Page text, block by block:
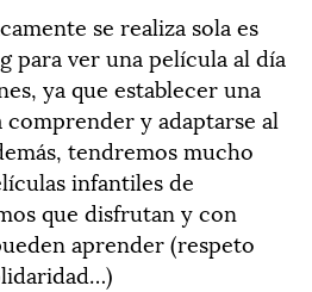
se realiza sola es
para ver una película al día
ya que establecer una
comprender y adaptarse al
tendremos mucho
infantiles de
que disfrutan y con
aprender (respeto